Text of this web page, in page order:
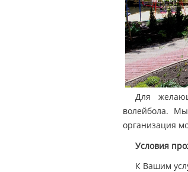
Для
волейбола.
организация
Условия
К Вашим